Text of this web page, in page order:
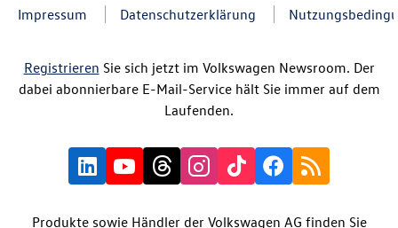
Impressum Datenschutzerklärung
Registrieren Sie sich jetzt im Volkswagen Newsroom. Der
dabei abonnierbare E-Mail-Service hält Sie immer auf dem
Laufenden.
Produkte sowie Händler der Volkswagen AG finden Sie